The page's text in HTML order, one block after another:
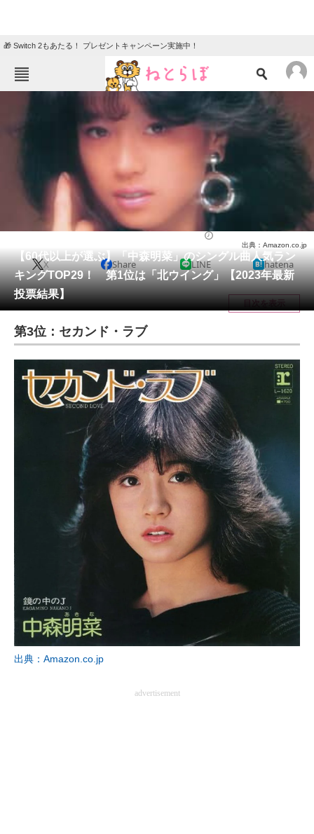
🎁 Switch 2もあたる！ プレゼントキャンペーン実施中！
ねとらぼメニュー
ニュース
クイズ
教育・育児
リサーチ
会員記事
メディア
注目記事を集めた総合ページ
ITの今と未来を見通す
スマホと通信の最新トレンド
進化するPCとデバイスの未来
好きが集まる 比べて選べる
ビジネスと働き方のヒント
AI活用のいまが分かる
企業ITのトレンドを詳説
経営リーダーのコミュニティ
ITエンジニア向け専門サイト
企業向けIT製品の総合サイト
【60代以上が選ぶ】「中森明菜」のシングル曲人気ラン
キングTOP29！ 第1位は「北ウイング」【2023年最新
投票結果】
出典：Amazon.co.jp
X Share LINE hatena
目次を表示
第3位：セカンド・ラブ
出典：Amazon.co.jp
advertisement